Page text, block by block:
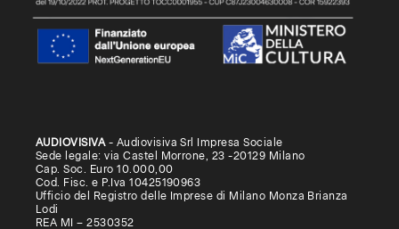
AUDIOVISIVA- Audiovisiva Srl Impresa Sociale
Sede legale: via Castel Morrone, 23 -20129 Milano
Cap. Soc. Euro 10.000,00
Cod. Fisc. e P.Iva 10425190963
Ufficio del Registro delle Imprese di Milano Monza Brianza
Lodi
REA MI – 2530352